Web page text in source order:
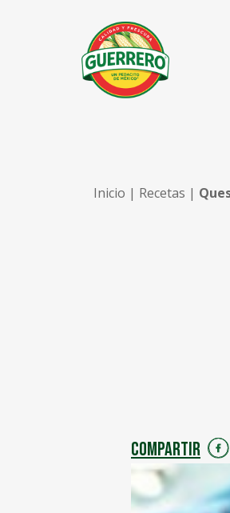
Inicio | Recetas |
COMPARTIR